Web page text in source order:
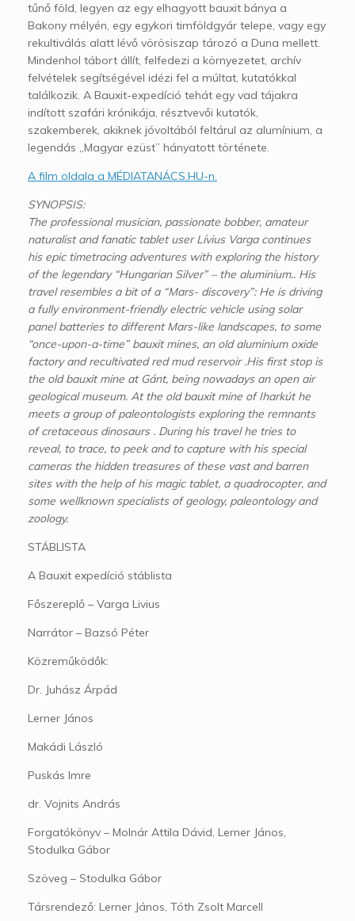
tűnő föld, legyen az egy elhagyott bauxit bánya a
Bakony mélyén, egy egykori timföldgyár telepe, vagy egy
rekultiválás alatt lévő vörösiszap tározó a Duna mellett.
Mindenhol tábort állít, felfedezi a környezetet, archív
felvételek segítségével idézi fel a múltat, kutatókkal
találkozik. A Bauxit-expedíció tehát egy vad tájakra
indított szafári krónikája, résztvevői kutatók,
szakemberek, akiknek jóvoltából feltárul az alumínium, a
legendás „Magyar ezüst” hányatott története.
A film oldala a MÉDIATANÁCS.HU-n.
SYNOPSIS:
The professional musician, passionate bobber, amateur
naturalist and fanatic tablet user Lívius Varga continues
his epic timetracing adventures with exploring the history
of the legendary “Hungarian Silver” – the aluminium.. His
travel resembles a bit of a “Mars- discovery”: He is driving
a fully environment-friendly electric vehicle using solar
panel batteries to different Mars-like landscapes, to some
“once-upon-a-time” bauxit mines, an old aluminium oxide
factory and recultivated red mud reservoir .His first stop is
the old bauxit mine at Gánt, being nowadays an open air
geological museum. At the old bauxit mine of Iharkút he
meets a group of paleontologists exploring the remnants
of cretaceous dinosaurs . During his travel he tries to
reveal, to trace, to peek and to capture with his special
cameras the hidden treasures of these vast and barren
sites with the help of his magic tablet, a quadrocopter, and
some wellknown specialists of geology, paleontology and
zoology.
STÁBLISTA
A Bauxit expedíció stáblista
Főszereplő – Varga Livius
Narrátor – Bazsó Péter
Közreműködők:
Dr. Juhász Árpád
Lerner János
Makádi László
Puskás Imre
dr. Vojnits András
Forgatókönyv – Molnár Attila Dávid, Lerner János,
Stodulka Gábor
Szöveg – Stodulka Gábor
Társrendező: Lerner János, Tóth Zsolt Marcell